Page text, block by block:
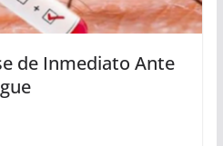
de Inmediato Ante